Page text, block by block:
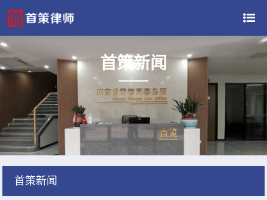
首策新闻
首策新闻